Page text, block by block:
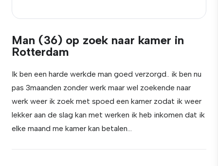
Man (36) op zoek naar kamer in
Rotterdam
Ik ben een harde werkde man goed verzorgd.. ik ben nu
pas 3maanden zonder werk maar wel zoekende naar
werk weer ik zoek met spoed een kamer zodat ik weer
lekker aan de slag kan met werken ik heb inkomen dat ik
elke maand me kamer kan betalen…